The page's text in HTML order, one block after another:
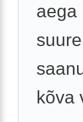
aega
kõva